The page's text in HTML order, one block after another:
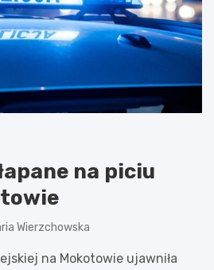
na piciu
Wierzchowska
na Mokotowie ujawniła